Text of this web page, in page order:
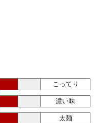
こってり
濃い味
太麺